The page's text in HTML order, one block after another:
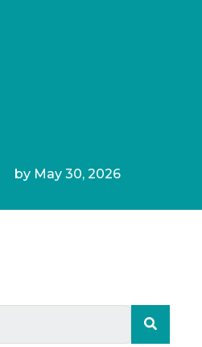
by May 30, 2026